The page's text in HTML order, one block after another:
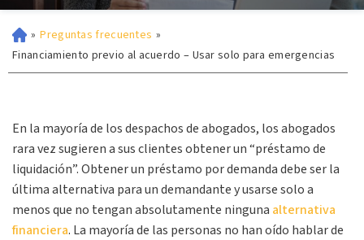
» Preguntas frecuentes »
Financiamiento previo al acuerdo – Usar solo para emergencias
En la mayoría de los despachos de abogados, los abogados
rara vez sugieren a sus clientes obtener un “préstamo de
liquidación”. Obtener un préstamo por demanda debe ser la
última alternativa para un demandante y usarse solo a
menos que no tengan absolutamente ninguna alternativa
financiera. La mayoría de las personas no han oído hablar de